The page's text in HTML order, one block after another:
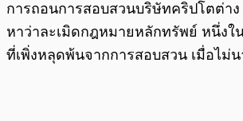
การถอนการสอบสวนบริษัทคริปโตต่าง
หาว่าละเมิดกฎหมายหลักทรัพย์ หนึ่งใน
ที่เพิ่งหลุดพ้นจากการสอบสวน เมื่อไม่